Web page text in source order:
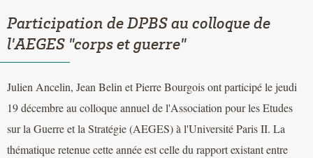
Participation de DPBS au colloque de
l'AEGES "corps et guerre"
Julien Ancelin, Jean Belin et Pierre Bourgois ont participé le jeudi
19 décembre au colloque annuel de l'Association pour les Etudes
sur la Guerre et la Stratégie (AEGES) à l'Université Paris II. La
thématique retenue cette année est celle du rapport existant entre